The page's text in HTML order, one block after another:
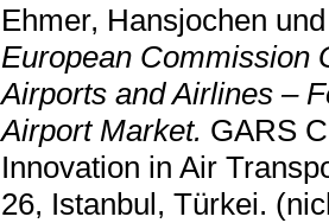
Ehmer, Hansjochen
European Commission
Airports and Airlines –
Airport Market. GARS
Innovation in Air
26, Istanbul, Türkei.